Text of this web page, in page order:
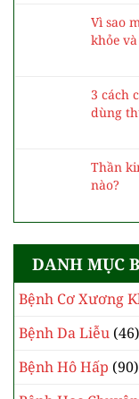
Vì sao
khỏe
3 cách
dùng
Thần
nào?
DANH MỤC
Bệnh Cơ Xương
Bệnh Da Liễu (46)
Bệnh Hô Hấp (90)